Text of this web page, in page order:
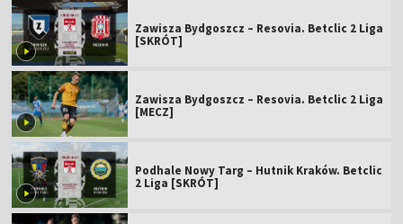
Zawisza Bydgoszcz – Resovia. Betclic 2 Liga
[SKRÓT]
Zawisza Bydgoszcz – Resovia. Betclic 2 Liga
[MECZ]
Podhale Nowy Targ – Hutnik Kraków. Betclic
2 Liga [SKRÓT]